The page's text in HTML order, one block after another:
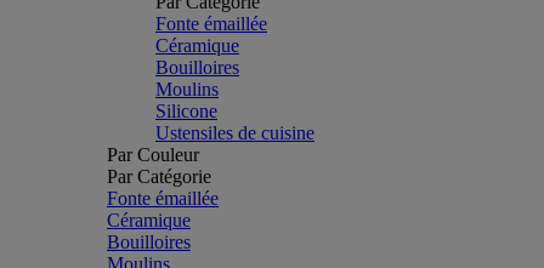
Fonte émaillée
Céramique
Bouilloires
Moulins
Silicone
Ustensiles de cuisine
Par Couleur
Par Catégorie
Fonte émaillée
Céramique
Bouilloires
Moulins